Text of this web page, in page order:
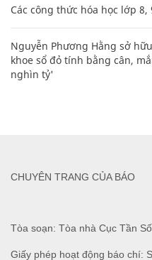
Các công thức hóa học lớp
Nguyễn Phương Hằng sở
khoe sổ đỏ tính bằng cân,
nghìn tỷ'
Tòa soạn: Tòa nhà Cục Tần
Giấy phép hoạt động báo chí:
CHUYÊN TRANG CỦA BÁO